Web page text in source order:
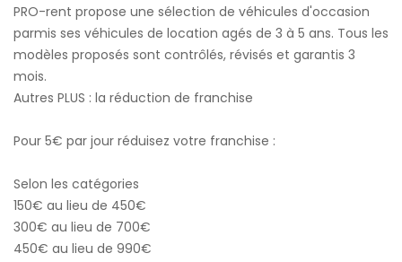
PRO-rent propose une sélection de véhicules d'occasion
parmis ses véhicules de location agés de 3 à 5 ans. Tous les
modèles proposés sont contrôlés, révisés et garantis 3
mois.
Autres PLUS : la réduction de franchise
Pour 5€ par jour réduisez votre franchise :
Selon les catégories
150€ au lieu de 450€
300€ au lieu de 700€
450€ au lieu de 990€